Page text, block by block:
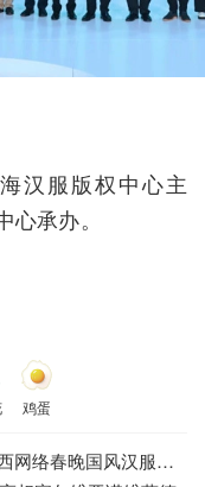
汉服版权中心主
承办。
鸡蛋
风汉服大赛在潼关举行 ...